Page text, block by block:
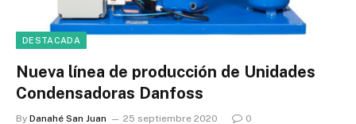
DESTACADA
Nueva línea de producción de Unidades
Condensadoras Danfoss
By Danahé San Juan 25 septiembre 2020 0